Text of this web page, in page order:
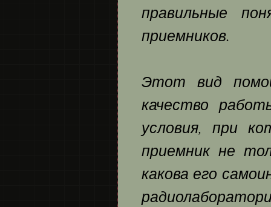
правильные
приемников.
Этот вид
качество
условия, при
приемник не
какова его